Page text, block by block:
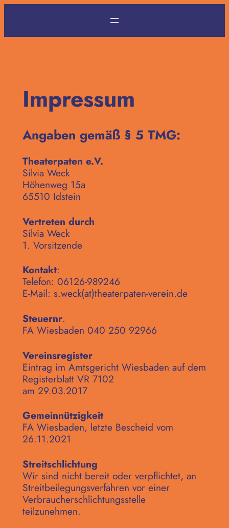
springen
Impressum
Angaben gemäß § 5 TMG:
Theaterpaten e.V.
Silvia Weck
Höhenweg 15a
65510 Idstein
Vertreten durch
Silvia Weck
1. Vorsitzende
Kontakt:
Telefon: 06126-989246
E-Mail: s.weck(at)theaterpaten-verein.de
Steuernr.
FA Wiesbaden 040 250 92966
Vereinsregister
Eintrag im Amtsgericht Wiesbaden auf dem
Registerblatt VR 7102
am 29.03.2017
Gemeinnützigkeit
FA Wiesbaden, letzte Bescheid vom
26.11.2021
Streitschlichtung
Wir sind nicht bereit oder verpflichtet, an
Streitbeilegungsverfahren vor einer
Verbraucherschlichtungsstelle
teilzunehmen.